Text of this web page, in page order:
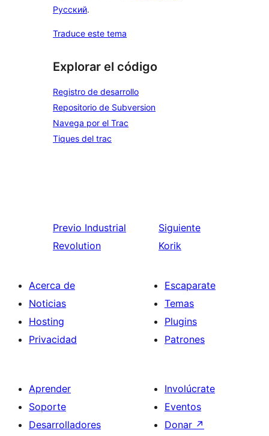
Русский.
Traduce este tema
Explorar el código
Registro de desarrollo
Repositorio de Subversion
Navega por el Trac
Tiques del trac
Previo Industrial
Revolution
Siguiente
Korik
Acerca de
Noticias
Hosting
Privacidad
Escaparate
Temas
Plugins
Patrones
Aprender
Soporte
Desarrolladores
Involúcrate
Eventos
Donar ↗